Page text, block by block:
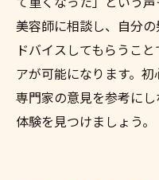
美容師に相談し、自分
ドバイスしてもらうこ
アが可能になります。
専門家の意見を参考に
体験を見つけましょう。